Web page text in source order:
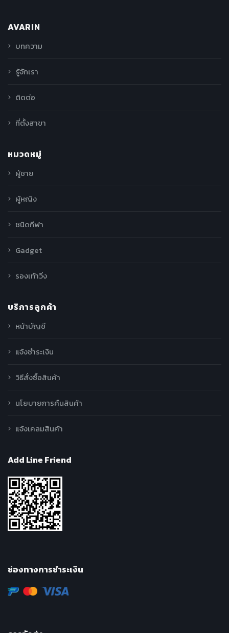
AVARIN
บทความ
รู้จักเรา
ติดต่อ
ที่ตั้งสาขา
หมวดหมู่
ผู้ชาย
ผู้หญิง
ชนิดกีฬา
Gadget
รองเท้าวิ่ง
บริการลูกค้า
หน้าบัญชี
แจ้งชำระเงิน
วิธีสั่งซื้อสินค้า
นโยบายการคืนสินค้า
แจ้งเคลมสินค้า
Add Line Friend
ช่องทางการชำระเงิน